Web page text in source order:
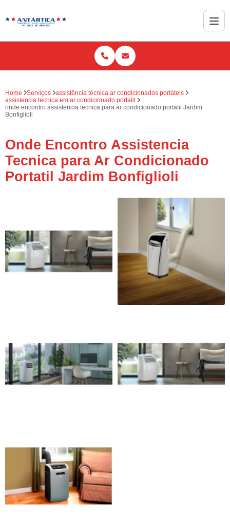
Home Serviços
assistência técnica ar condicionados portáteis
assistencia tecnica em ar condicionado portatil
onde encontro assistencia tecnica para ar condicionado portatil Jardim
Bonfiglioli
Onde Encontro Assistencia
Tecnica para Ar Condicionado
Portatil Jardim Bonfiglioli